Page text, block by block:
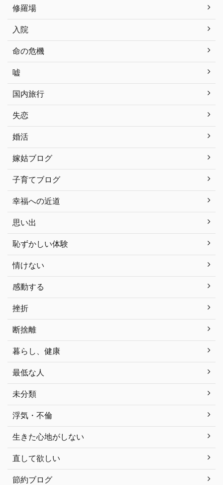
修羅場
入院
命の危機
嘘
国内旅行
失恋
婚活
嫁姑ブログ
子育てブログ
幸福への近道
思い出
恥ずかしい体験
情けない
感動する
挫折
断捨離
暮らし、健康
最低な人
未分類
浮気・不倫
生きた心地がしない
直して欲しい
節約ブログ